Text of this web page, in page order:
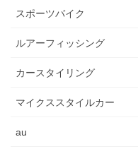
スポーツバイク
ルアーフィッシング
カースタイリング
マイクススタイルカー
au